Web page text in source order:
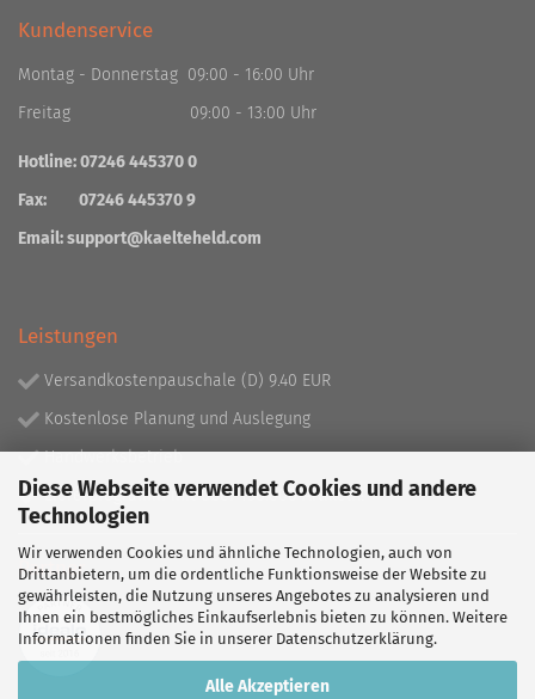
Diese Webseite verwendet Cookies und andere
Technologien
Wir verwenden Cookies und ähnliche Technologien, auch von
Drittanbietern, um die ordentliche Funktionsweise der Website zu
gewährleisten, die Nutzung unseres Angebotes zu analysieren und
Ihnen ein bestmögliches Einkaufserlebnis bieten zu können. Weitere
Informationen finden Sie in unserer Datenschutzerklärung.
Alle Akzeptieren
Kundenservice
Montag - Donnerstag 09:00 - 16:00 Uhr
Freitag 09:00 - 13:00 Uhr
Hotline: 07246 445370 0
Fax: 07246 445370 9
Email:support@kaelteheld.com
Leistungen
Versandkostenpauschale (D) 9.40 EUR
Kostenlose Planung und Auslegung
Handwerksbetrieb
Lieferprogramm mit über 130.000 Artikeln!
Partner